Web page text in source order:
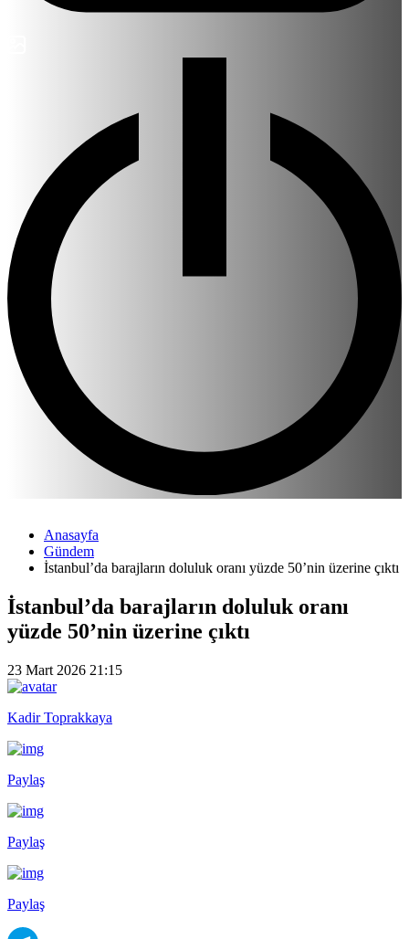
Anasayfa
Gündem
İstanbul’da barajların doluluk oranı yüzde 50’nin üzerine çıktı
İstanbul’da barajların doluluk oranı
yüzde 50’nin üzerine çıktı
23 Mart 2026 21:15
Kadir Toprakkaya
Paylaş
Paylaş
Paylaş